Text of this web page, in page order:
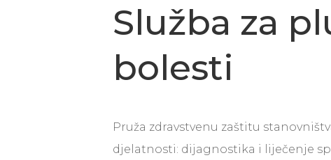
Služba za
bolesti
Pruža zdravstvenu zaštitu
djelatnosti: dijagnostika i liječenje